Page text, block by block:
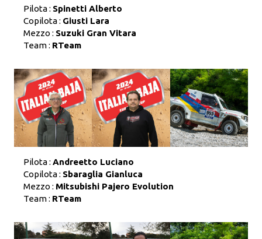
Pilota : Spinetti Alberto
Copilota : Giusti Lara
Mezzo : Suzuki Gran Vitara
Team : RTeam
Pilota : Andreetto Luciano
Copilota : Sbaraglia Gianluca
Mezzo : Mitsubishi Pajero Evolution
Team : RTeam